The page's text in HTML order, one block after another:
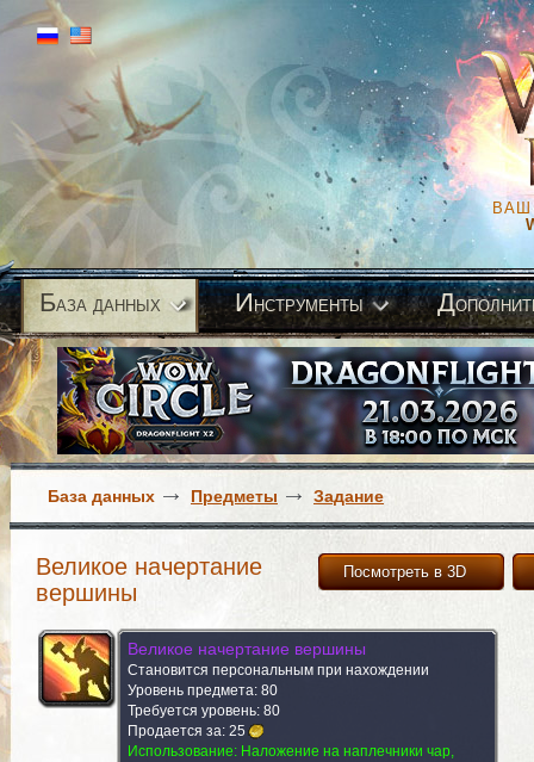
ВАШ
База данных Инструменты Д
База данных Предметы Задание
Посмотреть в 3D
Великое начертание
вершины
Великое начертание вершины
Становится персональным при нахождении
Уровень предмета: 80
Требуется уровень: 80
Продается за: 25
Использование: Наложение на наплечники чар,